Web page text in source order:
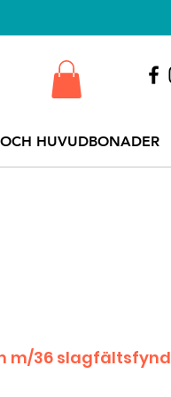
HUVUDBONADER
m/36 slagfältsfynd